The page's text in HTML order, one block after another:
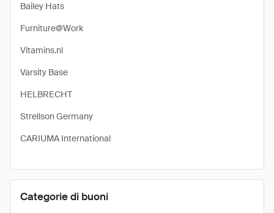
Bailey Hats
Furniture@Work
Vitamins.nl
Varsity Base
HELBRECHT
Strellson Germany
CARIUMA International
Categorie di buoni